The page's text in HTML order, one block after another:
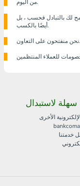
من اليوم.
لك بالتبادل فحسب ، بل
أيضًا بالكسب.
نحن منفتحون على التعاون.
الأخرى
خدمتنا